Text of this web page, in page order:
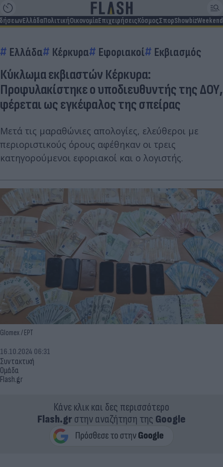
ΕλλάδαΠολιτικήΟικονομίαΕπιχειρήσειςΚόσμοςΣπορShowbizWeekend
Ελλάδα Κέρκυρα Εφοριακοί Εκβιασμός
Κύκλωμα εκβιαστών Κέρκυρα:
Προφυλακίστηκε ο υποδιευθυντής της ΔΟΥ,
φέρεται ως εγκέφαλος της σπείρας
Μετά τις μαραθώνιες απολογίες, ελεύθεροι με
περιοριστικούς όρους αφέθηκαν οι τρεις
κατηγορούμενοι εφοριακοί και ο λογιστής.
Glomex / ΕΡΤ
Συντακτική
Ομάδα
Flash.gr
16.10.2024 06:31
Κάνε κλικ και δες περισσότερο
Flash.grστην αναζήτηση της Google